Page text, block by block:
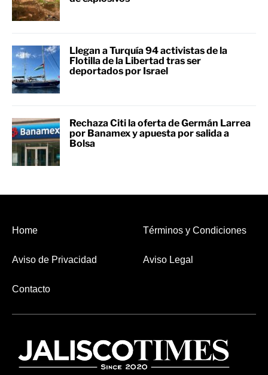
Llegan a Turquía 94 activistas de la
Flotilla de la Libertad tras ser
deportados por Israel
Rechaza Citi la oferta de Germán Larrea
por Banamex y apuesta por salida a
Bolsa
Home Términos y Condiciones
Aviso de Privacidad Aviso Legal
Contacto